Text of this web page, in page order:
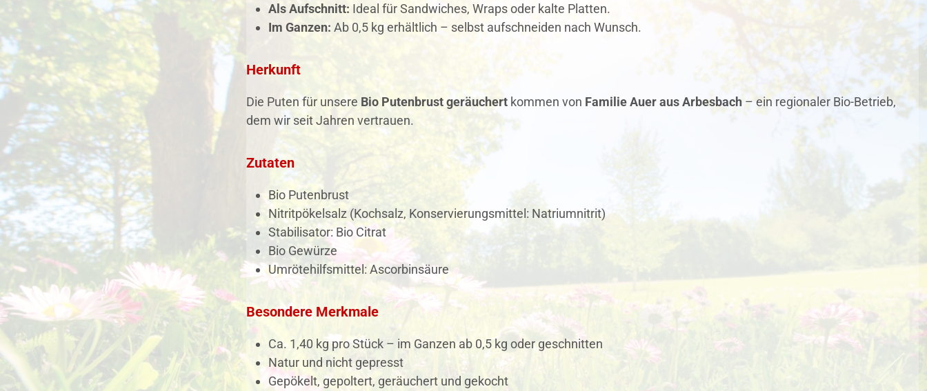
Als Aufschnitt: Ideal für Sandwiches, Wraps oder kalte Platten.
Im Ganzen: Ab 0,5 kg erhältlich – selbst aufschneiden nach Wunsch.
Herkunft
Die Puten für unsere Bio Putenbrust geräuchert kommen von Familie Auer aus Arbesbach – ein regionaler Bio-Betrieb,
dem wir seit Jahren vertrauen.
Zutaten
Bio Putenbrust
Nitritpökelsalz (Kochsalz, Konservierungsmittel: Natriumnitrit)
Stabilisator: Bio Citrat
Bio Gewürze
Umrötehilfsmittel: Ascorbinsäure
Besondere Merkmale
Ca. 1,40 kg pro Stück – im Ganzen ab 0,5 kg oder geschnitten
Natur und nicht gepresst
Gepökelt, gepoltert, geräuchert und gekocht